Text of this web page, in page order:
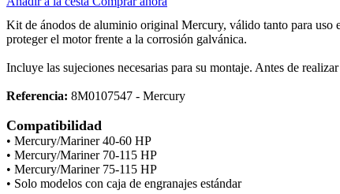
Kit de ánodos de aluminio original Mercury, válido tanto para uso
proteger el motor frente a la corrosión galvánica.
Incluye las sujeciones necesarias para su montaje. Antes de
Referencia: 8M0107547 - Mercury
Compatibilidad
• Mercury/Mariner 40-60 HP
• Mercury/Mariner 70-115 HP
• Mercury/Mariner 75-115 HP
• Solo modelos con caja de engranajes estándar